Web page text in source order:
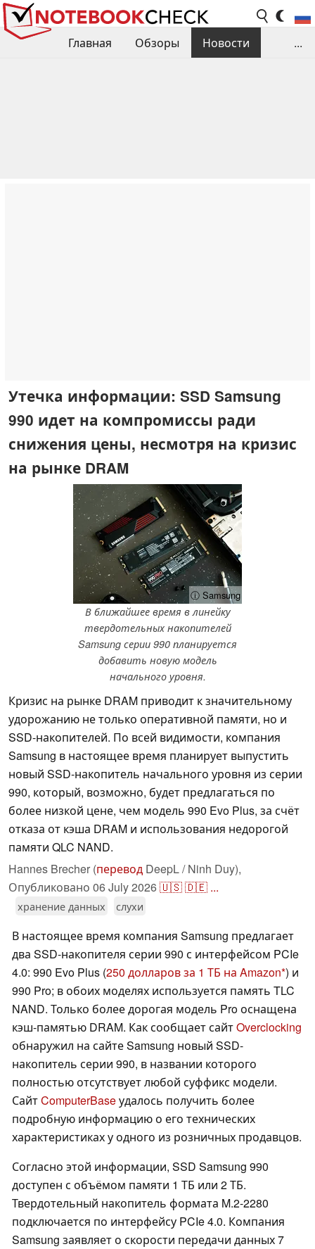
Главная Обзоры
Новости
...
Утечка информации: SSD Samsung
990 идет на компромиссы ради
снижения цены, несмотря на кризис
на рынке DRAM
ⓘ Samsung
В ближайшее время в линейку
твердотельных накопителей
Samsung серии 990 планируется
добавить новую модель
начального уровня.
Кризис на рынке DRAM приводит к значительному
удорожанию не только оперативной памяти, но и
SSD-накопителей. По всей видимости, компания
Samsung в настоящее время планирует выпустить
новый SSD-накопитель начального уровня из серии
990, который, возможно, будет предлагаться по
более низкой цене, чем модель 990 Evo Plus, за счёт
отказа от кэша DRAM и использования недорогой
памяти QLC NAND.
Hannes Brecher (перевод DeepL / Ninh Duy),
Опубликовано 06 July 2026🇺🇸🇩🇪 ...
хранение данных слухи
В настоящее время компания Samsung предлагает
два SSD-накопителя серии 990 с интерфейсом PCIe
4.0: 990 Evo Plus (250 долларов за 1 ТБ на Amazon ) и
990 Pro; в обоих моделях используется память TLC
NAND. Только более дорогая модель Pro оснащена
кэш-памятью DRAM. Как сообщает сайтOverclocking
обнаружил на сайте Samsung новый SSD-
накопитель серии 990, в названии которого
полностью отсутствует любой суффикс модели.
СайтComputerBaseудалось получить более
подробную информацию о его технических
характеристиках у одного из розничных продавцов.
Согласно этой информации, SSD Samsung 990
доступен с объёмом памяти 1 ТБ или 2 ТБ.
Твердотельный накопитель формата M.2-2280
подключается по интерфейсу PCIe 4.0. Компания
Samsung заявляет о скорости передачи данных 7